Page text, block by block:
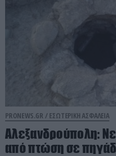
PRONEWS.GR / ΕΣΩΤΕΡΙΚΗ ΑΣΦΑΛΕΙΑ
Αλεξανδρούπολη:
από πτώση σε